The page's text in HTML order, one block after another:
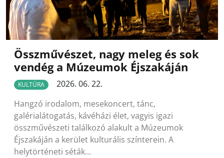
Összművészet, nagy meleg és sok
vendég a Múzeumok Éjszakáján
KULTÚRA
2026. 06. 22.
Hangzó irodalom, mesekoncert, tánc,
galérialátogatás, kávéházi élet, vagyis igazi
összművészeti találkozó alakult a Múzeumok
Éjszakáján a kerület kulturális színterein. A
helytörténeti séták…